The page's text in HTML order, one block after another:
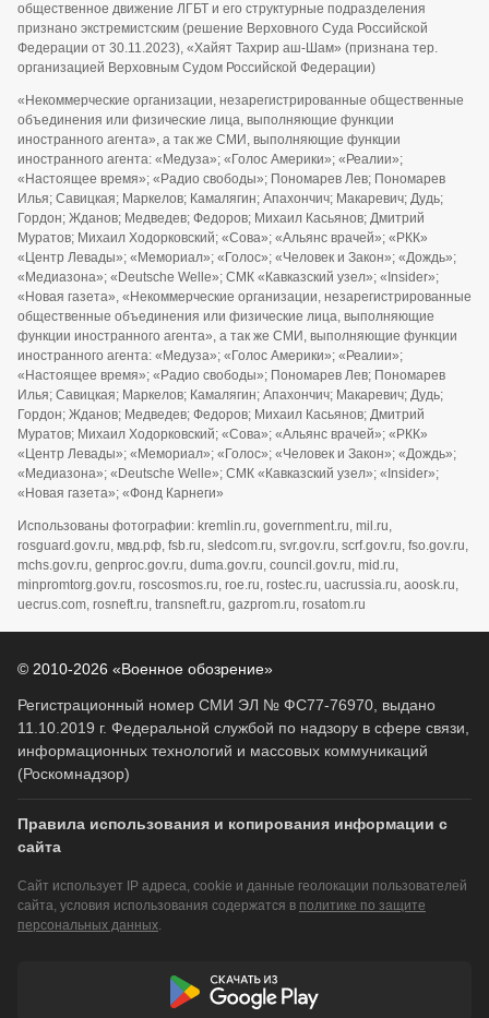
общественное движение ЛГБТ и его структурные подразделения
признано экстремистским (решение Верховного Суда Российской
Федерации от 30.11.2023), «Хайят Тахрир аш-Шам» (признана тер.
организацией Верховным Судом Российской Федерации)
«Некоммерческие организации, незарегистрированные общественные
объединения или физические лица, выполняющие функции
иностранного агента», а так же СМИ, выполняющие функции
иностранного агента: «Медуза»; «Голос Америки»; «Реалии»;
«Настоящее время»; «Радио свободы»; Пономарев Лев; Пономарев
Илья; Савицкая; Маркелов; Камалягин; Апахончич; Макаревич; Дудь;
Гордон; Жданов; Медведев; Федоров; Михаил Касьянов; Дмитрий
Муратов; Михаил Ходорковский; «Сова»; «Альянс врачей»; «РКК»
«Центр Левады»; «Мемориал»; «Голос»; «Человек и Закон»; «Дождь»;
«Медиазона»; «Deutsche Welle»; СМК «Кавказский узел»; «Insider»;
«Новая газета», «Некоммерческие организации, незарегистрированные
общественные объединения или физические лица, выполняющие
функции иностранного агента», а так же СМИ, выполняющие функции
иностранного агента: «Медуза»; «Голос Америки»; «Реалии»;
«Настоящее время»; «Радио свободы»; Пономарев Лев; Пономарев
Илья; Савицкая; Маркелов; Камалягин; Апахончич; Макаревич; Дудь;
Гордон; Жданов; Медведев; Федоров; Михаил Касьянов; Дмитрий
Муратов; Михаил Ходорковский; «Сова»; «Альянс врачей»; «РКК»
«Центр Левады»; «Мемориал»; «Голос»; «Человек и Закон»; «Дождь»;
«Медиазона»; «Deutsche Welle»; СМК «Кавказский узел»; «Insider»;
«Новая газета»; «Фонд Карнеги»
Использованы фотографии: kremlin.ru, government.ru, mil.ru,
rosguard.gov.ru, мвд.рф, fsb.ru, sledcom.ru, svr.gov.ru, scrf.gov.ru, fso.gov.ru,
mchs.gov.ru, genproc.gov.ru, duma.gov.ru, council.gov.ru, mid.ru,
minpromtorg.gov.ru, roscosmos.ru, roe.ru, rostec.ru, uacrussia.ru, aoosk.ru,
uecrus.com, rosneft.ru, transneft.ru, gazprom.ru, rosatom.ru
© 2010-2026 «Военное обозрение»
Регистрационный номер СМИ ЭЛ № ФС77-76970, выдано
11.10.2019 г. Федеральной службой по надзору в сфере связи,
информационных технологий и массовых коммуникаций
(Роскомнадзор)
Правила использования и копирования информации с
сайта
Сайт использует IP адреса, cookie и данные геолокации пользователей
сайта, условия использования содержатся в политике по защите
персональных данных.